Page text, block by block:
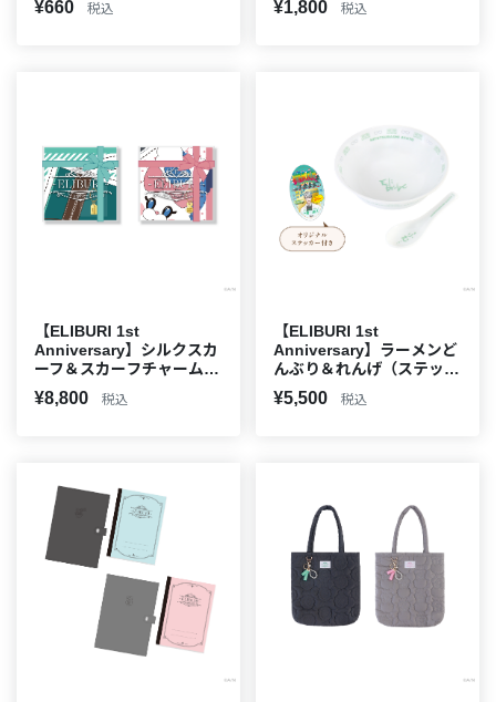
¥660 税込 ¥1,800 税込
【ELIBURI 1st
Anniversary】シルクスカ
ーフ＆スカーフチャームセ
ット
¥8,800 税込
【ELIBURI 1st
Anniversary】ラーメンど
んぶり＆れんげ（ステッカ
ー付）
¥5,500 税込